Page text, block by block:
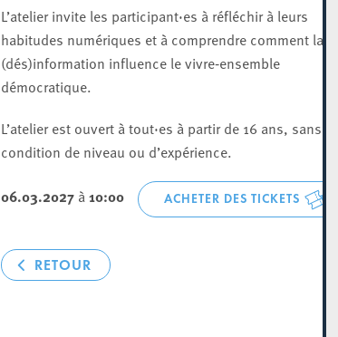
L’atelier invite les participant·es à réfléchir à leurs
habitudes numériques et à comprendre comment la
(dés)information influence le vivre‑ensemble
démocratique.
L’atelier est ouvert à tout·es à partir de 16 ans, sans
condition de niveau ou d’expérience.
06.03.2027à 10:00 ACHETER DES TICKETS
RETOUR